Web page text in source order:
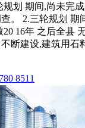
划 期间,尚未完
。 2.三轮规划 期
16年 之后全县
断建设,建筑用石
8511